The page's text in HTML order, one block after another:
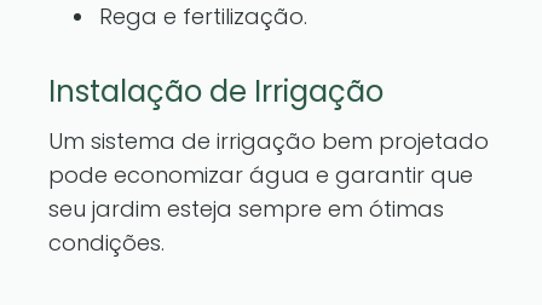
Rega e fertilização.
Instalação de Irrigação
Um sistema de irrigação bem projetado
pode economizar água e garantir que
seu jardim esteja sempre em ótimas
condições.